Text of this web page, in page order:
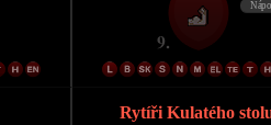
Rytíři Kulatého